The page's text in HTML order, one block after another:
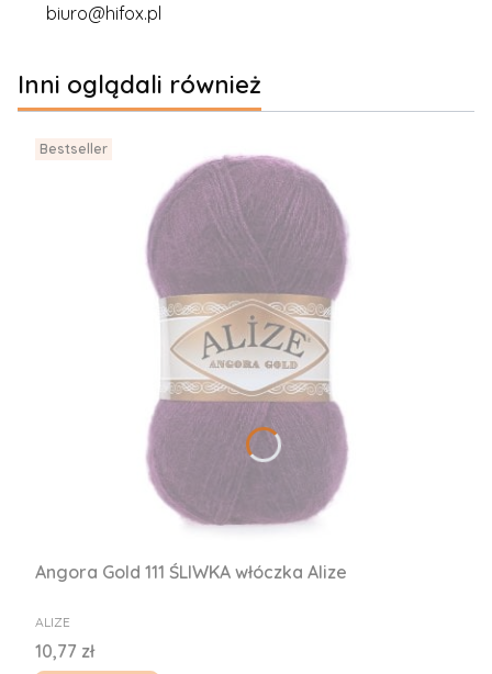
biuro@hifox.pl
Inni oglądali również
Bestseller
Angora Gold 111 ŚLIWKA włóczka Alize
PRODUCENT
ALIZE
Cena
10,77 zł